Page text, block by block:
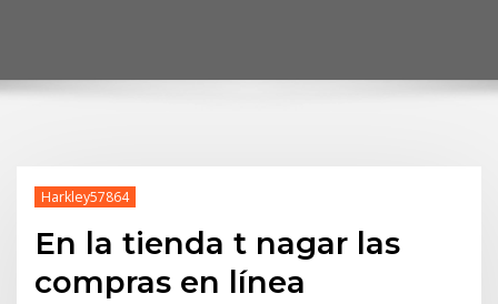
Harkley57864
En la tienda t nagar las
compras en línea